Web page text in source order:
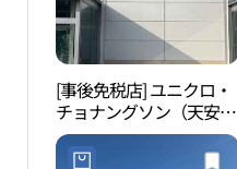
[事後免税店] ユニクロ・
チョナングソン（天安九
星）店(유니클로 천안구
성점)